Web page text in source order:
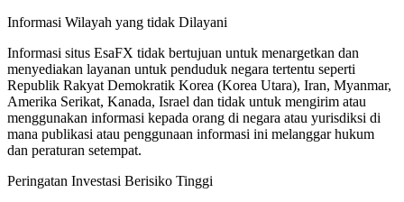
Informasi Wilayah yang tidak Dilayani
Informasi situs EsaFX tidak bertujuan untuk menargetkan dan
menyediakan layanan untuk penduduk negara tertentu seperti
Republik Rakyat Demokratik Korea (Korea Utara), Iran, Myanmar,
Amerika Serikat, Kanada, Israel dan tidak untuk mengirim atau
menggunakan informasi kepada orang di negara atau yurisdiksi di
mana publikasi atau penggunaan informasi ini melanggar hukum
dan peraturan setempat.
Peringatan Investasi Berisiko Tinggi